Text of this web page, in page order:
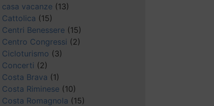
casa vacanze (13)
Cattolica (15)
Centri Benessere (15)
Centro Congressi (2)
Cicloturismo (3)
Concerti (2)
Costa Brava (1)
Costa Riminese (10)
Costa Romagnola (15)